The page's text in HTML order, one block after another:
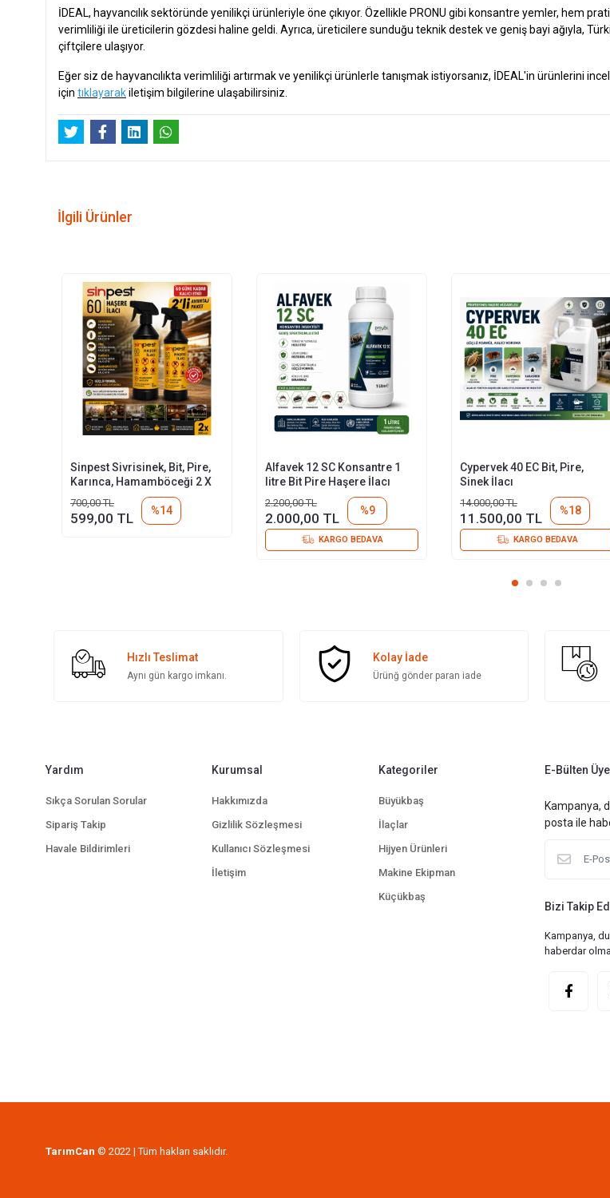
İDEAL, hayvancılık sektöründe yenilikçi ürünleriyle öne çıkıyor. Özellikle PRONU gibi konsantre yemler, hem
verimliliği ile üreticilerin gözdesi haline geldi. Ayrıca, üreticilere sunduğu teknik destek ve geniş bayi ağıyla,
çiftçilere ulaşıyor.
Eğer siz de hayvancılıkta verimliliği artırmak ve yenilikçi ürünlerle tanışmak istiyorsanız, İDEAL'in ürünlerini
için tıklayarakiletişim bilgilerine ulaşabilirsiniz.
İlgili Ürünler
Sinpest Sivrisinek, Bit, Pire,
Karınca, Hamamböceği 2 X
700,00 TL
599,00 TL %14
Alfavek 12 SC Konsantre 1
litre Bit Pire Haşere İlacı
2.200,00 TL
2.000,00 TL %9
KARGO BEDAVA
Cypervek 40 EC Bit, Pire,
Sinek İlacı
14.000,00 TL
11.500,00 TL %18
KARGO BEDAVA
Hızlı Teslimat
Aynı gün kargo imkanı.
Kolay İade
Ürünğ gönder paran iade
Yardım
Sıkça Sorulan Sorular
Sipariş Takip
Havale Bildirimleri
Kurumsal
Hakkımızda
Gizlilik Sözleşmesi
Kullanıcı Sözleşmesi
İletişim
Kategoriler
Büyükbaş
İlaçlar
Hijyen Ürünleri
Makine Ekipman
Küçükbaş
E-Bülten
Kampanya,
posta ile
Bizi Takip
Kampanya,
haberdar
TarımCan © 2022 | Tüm hakları saklıdır.